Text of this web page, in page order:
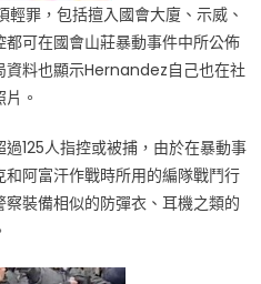
罪，包括擅入國會大廈、示威、
可在國會山莊暴動事件中所公佈
資料也顯示Hernandez自己也在社
。
125人指控或被捕，由於在暴動事
阿富汗作戰時所用的編隊戰鬥行
裝備相似的防彈衣、耳機之類的